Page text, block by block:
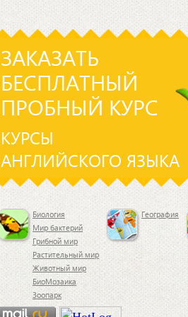
ЗАКАЗАТЬ
БЕСПЛАТНЫЙ
ПРОБНЫЙ КУРС
КУРСЫ
АНГЛИЙСКОГО ЯЗЫКА
Биология
Мир бактерий
Грибной мир
Растительный мир
Животный мир
БиоМозаика
Зоопарк
География